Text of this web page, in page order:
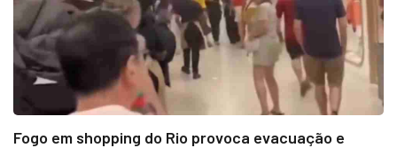
Fogo em shopping do Rio provoca evacuação e